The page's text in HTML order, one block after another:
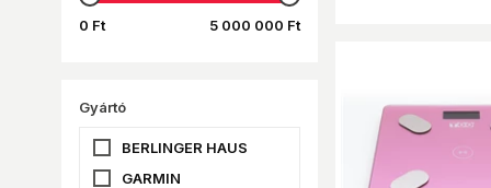
0 Ft 5 000 000 Ft
Gyártó
BERLINGER HAUS
GARMIN